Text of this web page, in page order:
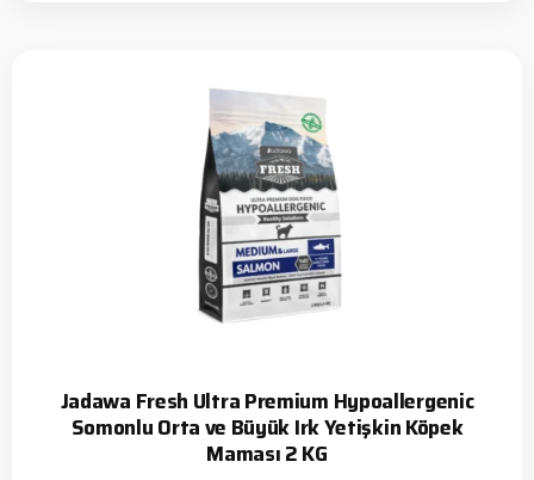
Jadawa Fresh Ultra Premium Hypoallergenic
Somonlu Orta ve Büyük Irk Yetişkin Köpek
Maması 2 KG